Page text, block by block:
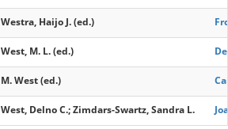
Westra, Haijo J. (ed.)
West, M. L. (ed.)
M. West (ed.)
West, Delno C.; Zimdars-Swartz, Sandra L.